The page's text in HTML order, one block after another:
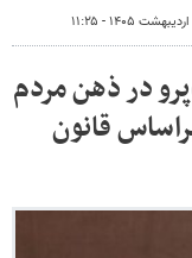
در ذهن مردم
قانون